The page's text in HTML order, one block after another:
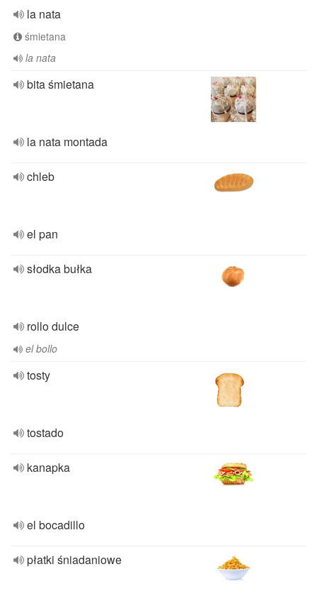
la nata
śmietana
la nata
bita śmietana
la nata montada
chleb
el pan
słodka bułka
rollo dulce
el bollo
tosty
tostado
kanapka
el bocadillo
płatki śniadaniowe